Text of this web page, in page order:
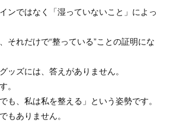
ンではなく「湿っていないこと」によっ
それだけで“整っている”ことの証明にな
ッズには、答えがありません。
。
も、私は私を整える」という姿勢です。
もありません。